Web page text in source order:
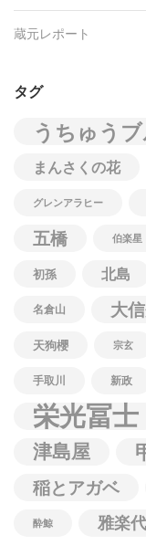
蔵元レポート
タグ
うちゅう
まんさくの花
グレンアラヒー
五橋
伯楽星
初孫 北島
名倉山 大
天狗櫻 宗玄
手取川 新政
栄光冨士
津島屋
稲とアガベ
酔鯨 雅楽代